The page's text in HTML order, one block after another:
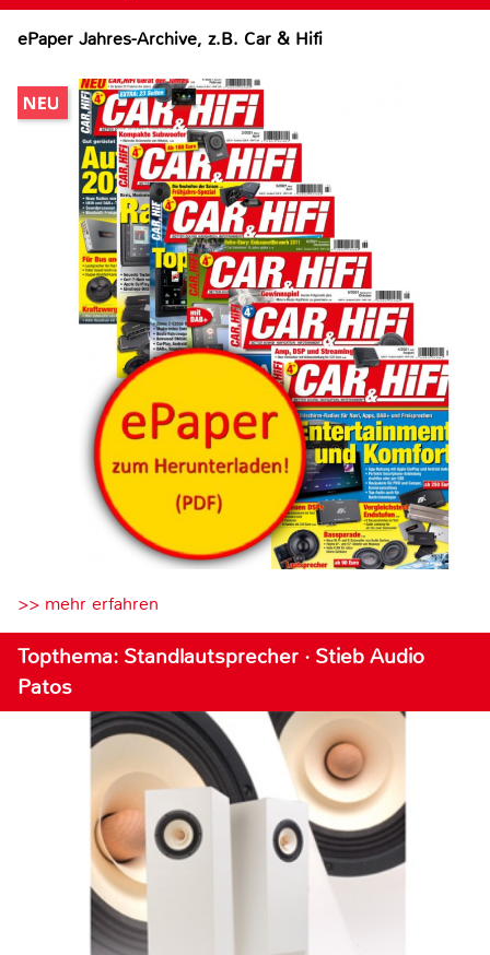
ePaper Jahres-Archive, z.B. Car & Hifi
>> mehr erfahren
Topthema: Standlautsprecher · Stieb Audio
Patos